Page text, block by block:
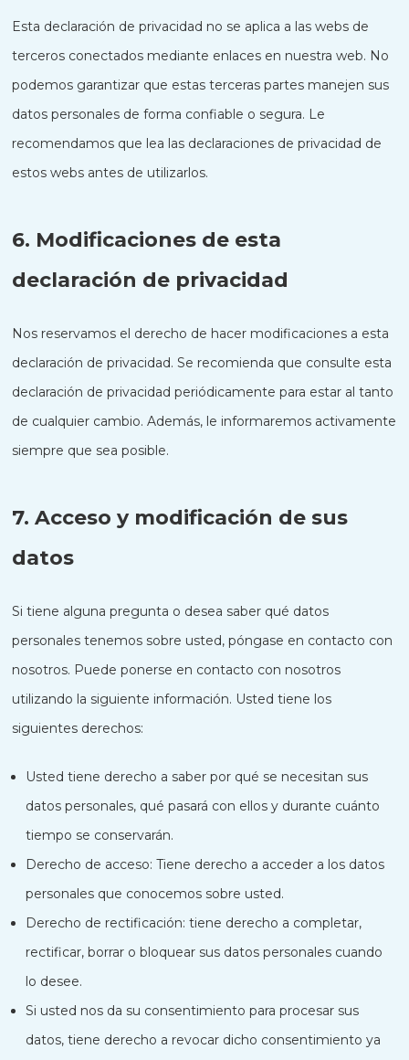
Esta declaración de privacidad no se aplica a las webs de
terceros conectados mediante enlaces en nuestra web. No
podemos garantizar que estas terceras partes manejen sus
datos personales de forma confiable o segura. Le
recomendamos que lea las declaraciones de privacidad de
estos webs antes de utilizarlos.
6. Modificaciones de esta
declaración de privacidad
Nos reservamos el derecho de hacer modificaciones a esta
declaración de privacidad. Se recomienda que consulte esta
declaración de privacidad periódicamente para estar al tanto
de cualquier cambio. Además, le informaremos activamente
siempre que sea posible.
7. Acceso y modificación de sus
datos
Si tiene alguna pregunta o desea saber qué datos
personales tenemos sobre usted, póngase en contacto con
nosotros. Puede ponerse en contacto con nosotros
utilizando la siguiente información. Usted tiene los
siguientes derechos:
Usted tiene derecho a saber por qué se necesitan sus
datos personales, qué pasará con ellos y durante cuánto
tiempo se conservarán.
Derecho de acceso: Tiene derecho a acceder a los datos
personales que conocemos sobre usted.
Derecho de rectificación: tiene derecho a completar,
rectificar, borrar o bloquear sus datos personales cuando
lo desee.
Si usted nos da su consentimiento para procesar sus
datos, tiene derecho a revocar dicho consentimiento ya